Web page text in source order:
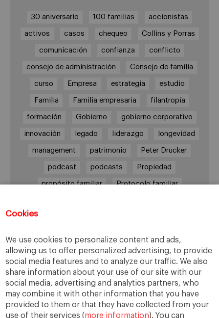
Cookies
We use cookies to personalize content and ads,
allowing us to offer personalized advertising, to provide
social media features and to analyze our traffic. We also
share information about your use of our site with our
social media, advertising and analytics partners, who
may combine it with other information that you have
provided to them or that they have collected from your
use of their services (more information). You can
30 aniversario 100 familias accionistas
activos casos chequeo Collins y Porras
comunicación confianza conflicto
consejo de administración Consejo de familia
curso Empresa estrategia estudio
Familia Familia empresaria filantropía
formación Gobierno gobierno corporativo
innovación legado liderazgo longevidad
management patrimonio Peter Drucker
podcast podcasts Propiedad
propósito familiar Protocolo familiar
salud
toma de decisiones valores virtudes
Enlaces
Cátedra de Empresa Familiar